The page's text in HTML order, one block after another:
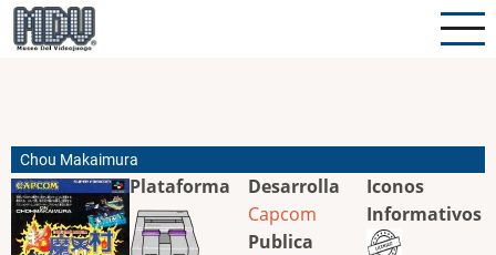
Pasar
al
Chou Makaimura
Plataforma
Desarrolla
Capcom
Publica
Iconos
Informativos